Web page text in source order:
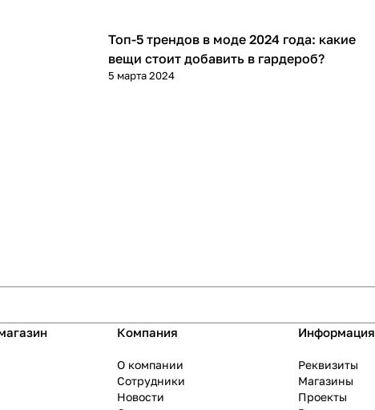
Стиль и красота
Топ-5 трендов в моде 2024 года: какие
вещи стоит добавить в гардероб?
5 марта 2024
Компания
О компании
Сотрудники
Новости
Информация
Реквизиты
Магазины
Проекты